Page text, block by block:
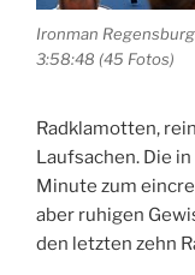
Ironman
3:58:48 (45 Fotos)
Radklamotten,
Laufsachen. Die
Minute zum
aber ruhigen
den letzten zehn